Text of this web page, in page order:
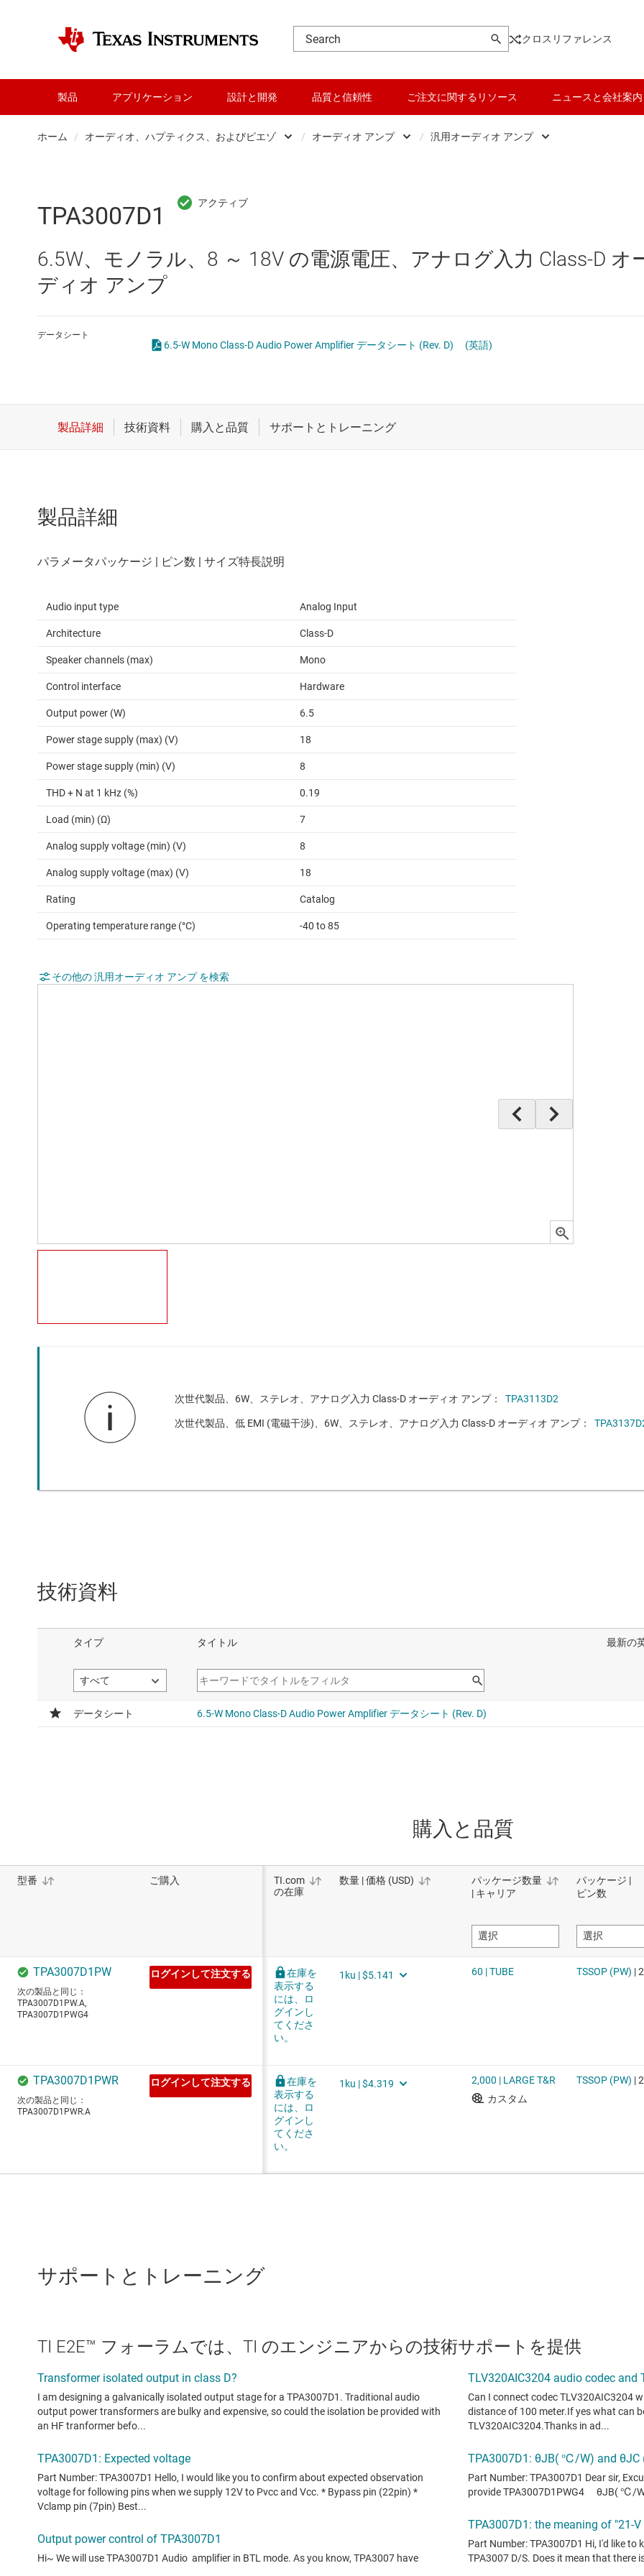
クロスリファレンス
製品 アプリケーション 設計と開発 品質と信頼性 ご注文に関するリソース ニュースと会社案内
ホーム / オーディオ、ハプティクス、およびピエゾ
RF とマイクロ波
インターフェイス
オーディオ、ハプティクス、およびピエゾ
ダイ / ウェハー サービス
マイコン (MCU) / プロセッサ
/ オーディオ アンプ
専用オーディオ IC
/ 汎用オーディオ アンプ
携帯電話、タブレット、およ
TPA3007D1
6.5W、モノラル、8 ～ 18V の電源電圧、アナログ入力 Class-D オ
ディオ アンプ
データシート
6.5-W Mono Class-D Audio Power Amplifier データシート (Rev. D) (英語)
製品詳細
Audio input type Analog Input
Architecture Class-D
Speaker channels (max) Mono
Control interface Hardware
Output power (W) 6.5
Power stage supply (max) (V) 18
Power stage supply (min) (V) 8
THD + N at 1 kHz (%) 0.19
Load (min) (Ω) 7
Analog supply voltage (min) (V) 8
Analog supply voltage (max) (V) 18
Rating Catalog
Operating temperature range (°C) -40 to 85
その他の 汎用オーディオ アンプ を検索
次世代製品、6W、ステレオ、アナログ入力 Class-D オーディオ アンプ： TPA3113D2
次世代製品、低 EMI (電磁干渉)、6W、ステレオ、アナログ入力 Class-D オーディオ アンプ：
技術資料
購入と品質
サポートとトレーニング
TI E2E™ フォーラムでは、TI のエンジニアからの技術サポートを提供